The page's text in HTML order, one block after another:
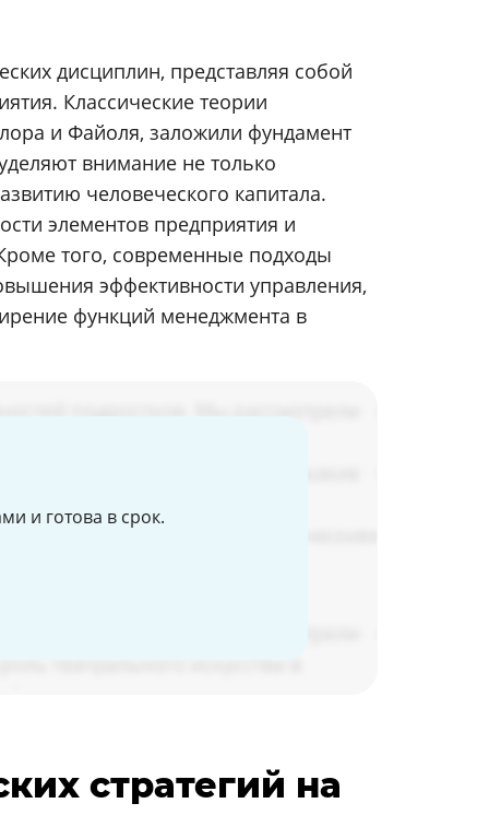
дисциплин, представляя собой
Классические теории
и Файоля, заложили фундамент
внимание не только
человеческого капитала.
элементов предприятия и
того, современные подходы
эффективности управления,
функций менеджмента в
и готова в срок.
стратегий на